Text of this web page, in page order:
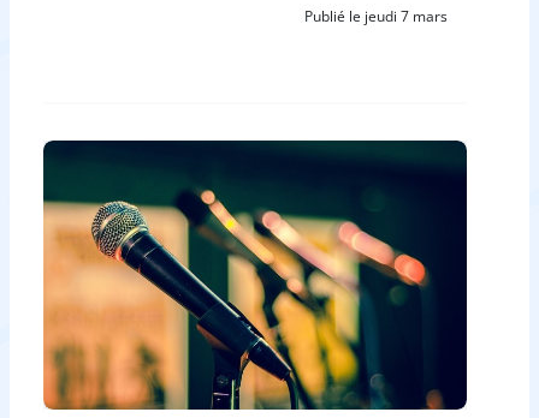
Publié le jeudi 7 mars